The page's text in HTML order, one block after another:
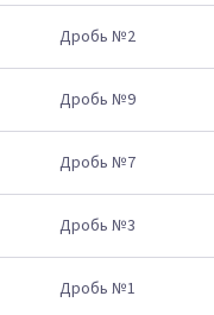
Дробь №2
Дробь №9
Дробь №7
Дробь №3
Дробь №1